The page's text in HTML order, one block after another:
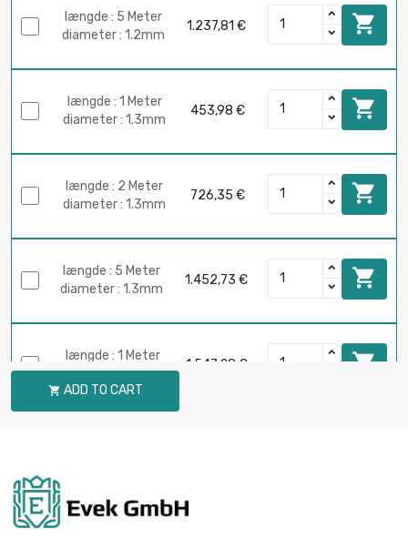
længde : 5 Meter
diameter : 1.2mm
1.237,81 € 
længde : 1 Meter
diameter : 1.3mm
453,98 € 
længde : 2 Meter
diameter : 1.3mm
726,35 € 
længde : 5 Meter
diameter : 1.3mm
1.452,73 € 
længde : 1 Meter
diameter : 2.4mm
1.547,28 € 
 ADD TO CART